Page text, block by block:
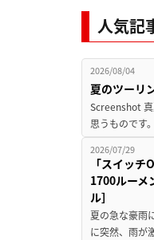
人気記
2026/08/04
夏のツーリ
Screenshot
思うものです
2026/07/29
「スイッ
1700ルーメ
ル］
夏の急な豪雨
に突然、雨が